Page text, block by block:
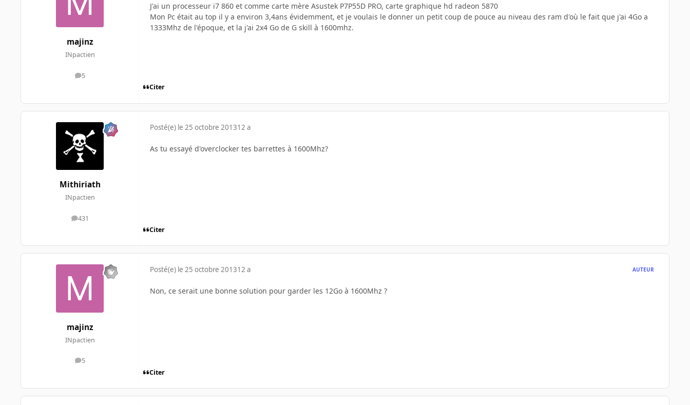
majinz
INpactien
5
messages
J'ai un processeur i7 860 et comme carte mère Asustek P7P55D PRO, carte graphique hd radeon 5870
Mon Pc était au top il y a environ 3,4ans évidemment, et je voulais le donner un petit coup de pouce au niveau des ram d'où le fait que j'ai 4Go a
1333Mhz de l'époque, et la j'ai 2x4 Go de G skill à 1600mhz.
Citer
Mithiriath
INpactien
431
messages
Posté(e) le 25 octobre 201312 a
As tu essayé d'overclocker tes barrettes à 1600Mhz?
Citer
majinz
INpactien
5
messages
Posté(e) le 25 octobre 201312 a AUTEUR
Non, ce serait une bonne solution pour garder les 12Go à 1600Mhz ?
Citer